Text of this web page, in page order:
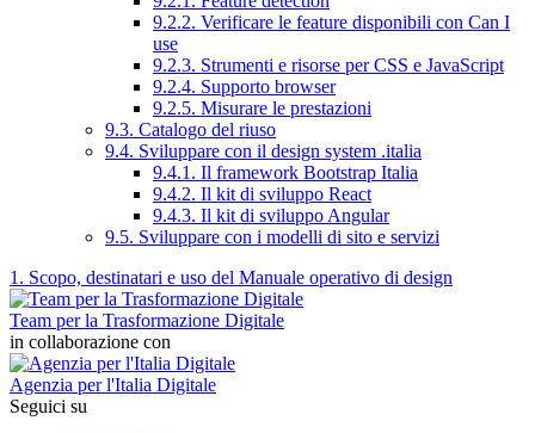
9.2.2. Verificare le feature disponibili con Can I
use
9.2.3. Strumenti e risorse per CSS e JavaScript
9.2.4. Supporto browser
9.2.5. Misurare le prestazioni
9.3. Catalogo del riuso
9.4. Sviluppare con il design system .italia
9.4.1. Il framework Bootstrap Italia
9.4.2. Il kit di sviluppo React
9.4.3. Il kit di sviluppo Angular
9.5. Sviluppare con i modelli di sito e servizi
1. Scopo, destinatari e uso del Manuale operativo di design
Team per la Trasformazione Digitale
in collaborazione con
Agenzia per l'Italia Digitale
Seguici su